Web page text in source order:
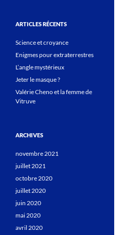
ARTICLES RÉCENTS
Science et croyance
Enigmes pour extraterrestres
L’angle mystérieux
Jeter le masque ?
Valérie Cheno et la femme de
Vitruve
ARCHIVES
novembre 2021
juillet 2021
octobre 2020
juillet 2020
juin 2020
mai 2020
avril 2020